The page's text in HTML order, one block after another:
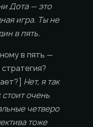
Дота — это
игра. Ты не
в пять.
в пять —
Нет, я так
очень
четверо
тоже